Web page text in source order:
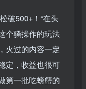
破500+！“在头
个骚操作的玩法
火过的内容一定
定，收益也很可
第一批吃螃蟹的